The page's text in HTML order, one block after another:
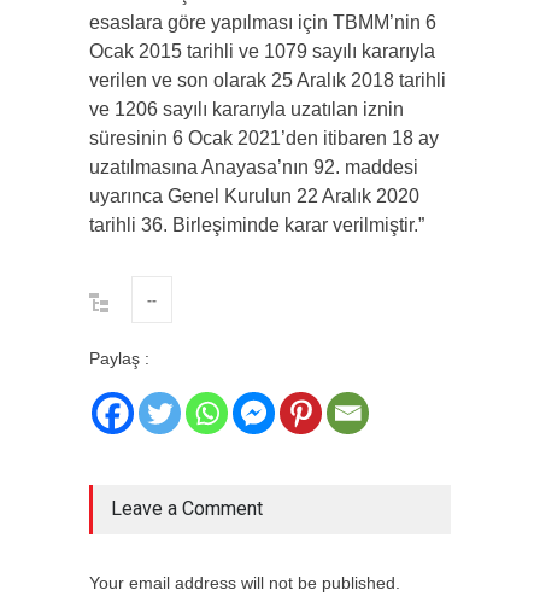
esaslara göre yapılması için TBMM’nin 6
Ocak 2015 tarihli ve 1079 sayılı kararıyla
verilen ve son olarak 25 Aralık 2018 tarihli
ve 1206 sayılı kararıyla uzatılan iznin
süresinin 6 Ocak 2021’den itibaren 18 ay
uzatılmasına Anayasa’nın 92. maddesi
uyarınca Genel Kurulun 22 Aralık 2020
tarihli 36. Birleşiminde karar verilmiştir.”
--
Paylaş :
Leave a Comment
Your email address will not be published.